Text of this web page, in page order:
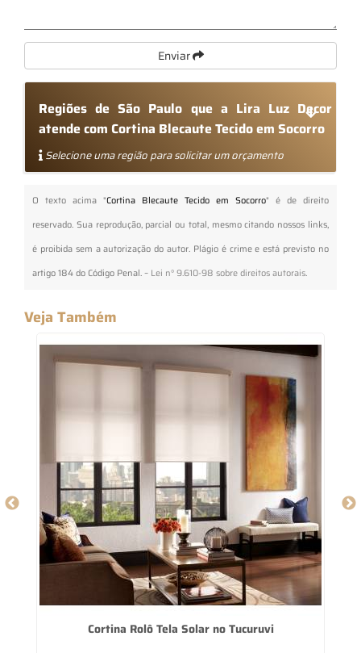
Enviar
Regiões de São Paulo que a Lira Luz Decor
atende com Cortina Blecaute Tecido em Socorro
Selecione uma região para solicitar um orçamento
O texto acima "Cortina Blecaute Tecido em Socorro" é de direito
reservado. Sua reprodução, parcial ou total, mesmo citando nossos links,
é proibida sem a autorização do autor. Plágio é crime e está previsto no
artigo 184 do Código Penal. – Lei n° 9.610-98 sobre direitos autorais.
Veja Também
Cortina Rolô Tela Solar no Tucuruvi